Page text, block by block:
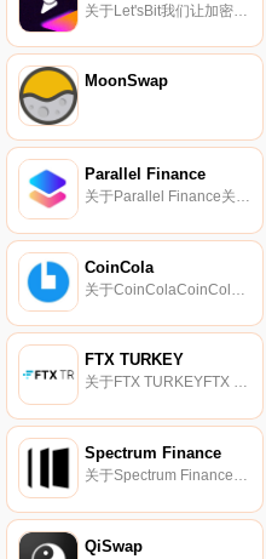
关于Let'sBit我们让加密货币更接近世界,实现金融民主化。我们通过提供真正简单易用的服务来消除进入加密世界的障碍,这些服务可以对每个人产生巨大影响；她的日常生活。自2017年以来,我们一直试图创建具有明确目标的解决方案：通过让加密货币的潜力更接近所有阿根廷人,实现金融民主化.
MoonSwap
Parallel Finance
关于Parallel Finance关于Parallel Finance：Parallel Finance是一种机构级贷款协议.
CoinCola
FTX TURKEY
关于FTX TURKEYFTX TR是一家位于土耳其的集中式加密货币交易所。FTX TR交易所上最活跃的交易对是BTC/USD。FTX TR于2022年4月8日推出。有关FTX TR交换的更多信息,请访问https://ftxtr.com/.
Spectrum Finance
关于Spectrum FinanceSpectrum Finance是一个开源的跨链去中心化交易所（DEX）。Spectrum Finance的主要特点是我们将其建立在称为频谱网络的多链网络之上.
QiSwap